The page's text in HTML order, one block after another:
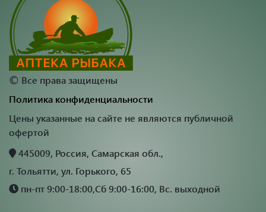
© Все права защищены
Политика конфиденциальности
Цены указанные на сайте не являются публичной
офертой
445009, Россия, Самарская обл.,
г. Тольятти, ул. Горького, 65
пн-пт 9:00-18:00,Сб 9:00-16:00, Вс. выходной